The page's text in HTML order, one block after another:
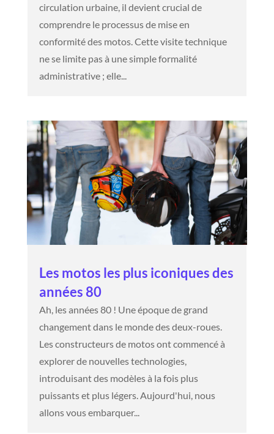
circulation urbaine, il devient crucial de
comprendre le processus de mise en
conformité des motos. Cette visite technique
ne se limite pas à une simple formalité
administrative ; elle...
Les motos les plus iconiques des
années 80
Ah, les années 80 ! Une époque de grand
changement dans le monde des deux-roues.
Les constructeurs de motos ont commencé à
explorer de nouvelles technologies,
introduisant des modèles à la fois plus
puissants et plus légers. Aujourd'hui, nous
allons vous embarquer...